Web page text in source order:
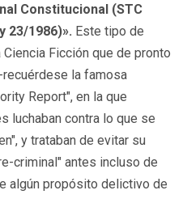
Constitucional (STC
23/1986)». Este tipo de
Ficción que de pronto
la famosa
Report", en la que
luchaban contra lo que se
y trataban de evitar su
criminal" antes incluso de
algún propósito delictivo de